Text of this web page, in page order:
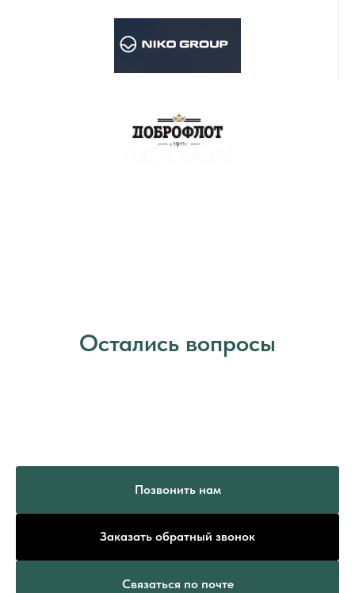
Остались вопросы
Позвонить нам
Заказать обратный звонок
Связаться по почте